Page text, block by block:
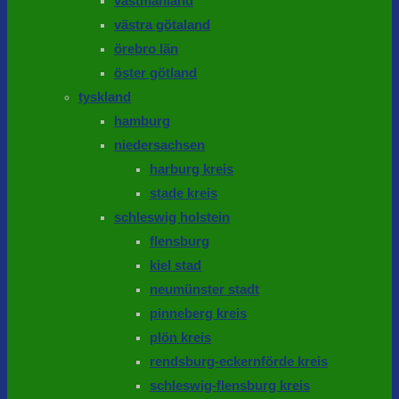
västra götaland
örebro län
öster götland
tyskland
hamburg
niedersachsen
harburg kreis
stade kreis
schleswig holstein
flensburg
kiel stad
neumünster stadt
pinneberg kreis
plön kreis
rendsburg-eckernförde kreis
schleswig-flensburg kreis